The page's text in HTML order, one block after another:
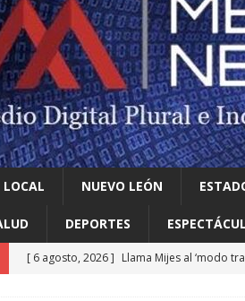
LOCAL NUEVO LEÓN
DEPORTES
[ 6 agosto, 2026 ] Llama Mijes al ‘modo